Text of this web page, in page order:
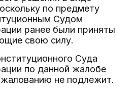
по предмету
Судом
ранее были приняты
свою силу.
Суда
по данной жалобе
не подлежит.